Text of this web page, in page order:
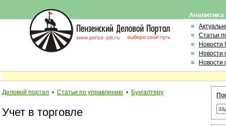
Статьи
Новости
Новости
Новости
Деловой портал • Статьи по управлению • Бухгалтеру
Учет в торговле